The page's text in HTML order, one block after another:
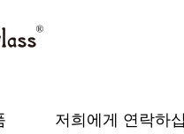
저희에게 연락하